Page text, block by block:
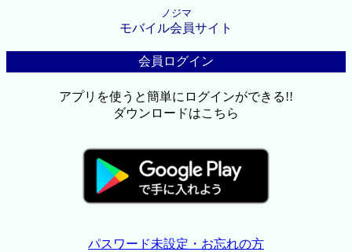
ノジマ
モバイル会員サイト
会員ログイン
アプリを使うと簡単にログインができる!!
ダウンロードはこちら
パスワード未設定・お忘れの方